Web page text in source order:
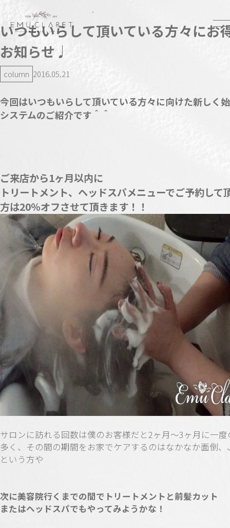
いつもいらして頂いている方々にお
お知らせ♩
column 2016.05.21
今回はいつもいらして頂いている方々に向けた新しく
システムのご紹介です＾＾
ご来店から1ヶ月以内に
トリートメント、ヘッドスパメニューでご予約して
方は20％オフさせて頂きます！！
サロンに訪れる回数は僕のお客様だと2ヶ月～3ヶ月に一
多く、その間の期間をお家でケアするのはなかなか面倒、
という方や
次に美容院行くまでの間でトリートメントと前髪カット
またはヘッドスパでもやってみようかな！